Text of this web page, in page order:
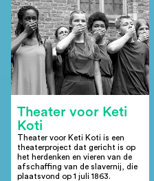
Theater voor Keti
Koti
Theater voor Keti Koti is een
theaterproject dat gericht is op
het herdenken en vieren van de
afschaffing van de slavernij, die
plaatsvond op 1 juli 1863.